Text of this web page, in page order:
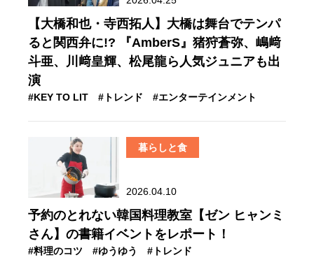
【大橋和也・寺西拓人】大橋は舞台でテンパ
ると関西弁に!? 『AmberS』猪狩蒼弥、嶋﨑
斗亜、川﨑皇輝、松尾龍ら人気ジュニアも出
演
#KEY TO LIT #トレンド #エンターテインメント
暮らしと食
2026.04.10
予約のとれない韓国料理教室【ゼン ヒャンミ
さん】の書籍イベントをレポート！
#料理のコツ #ゆうゆう #トレンド